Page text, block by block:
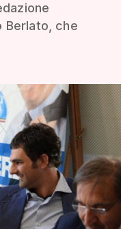
Berlato, che